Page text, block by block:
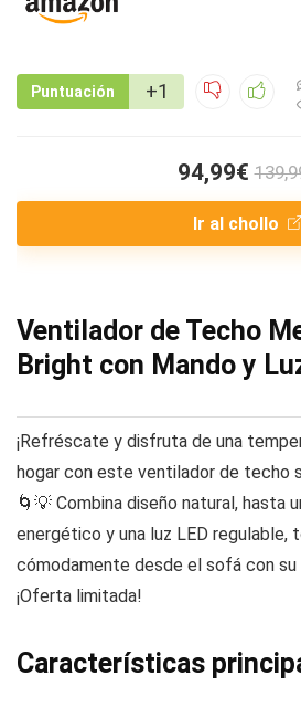
Puntuación +1
94,99€
Ir al chollo
Ventilador de Techo
Bright con Mando y
¡Refréscate y disfruta de una
hogar con este ventilador de techo
🌀💡 Combina diseño natural, hasta
energético y una luz LED regulable,
cómodamente desde el sofá con su
¡Oferta limitada!
Características